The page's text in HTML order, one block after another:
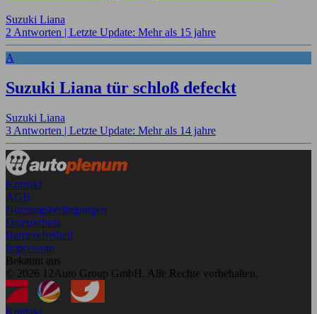
Suzuki Liana
2 Antworten | Letzte Update: Mehr als 15 jahre
A
Suzuki Liana tür schloß defeckt
Suzuki Liana
3 Antworten | Letzte Update: Mehr als 14 jahre
Kontakt
AGB
Nutzungsbedingungen
Datenschutz
Barrierefreiheit
Impressum
Bekannt aus
© 2026 12Auto Group GmbH. Alle Rechte vorbehalten.
Kontakt